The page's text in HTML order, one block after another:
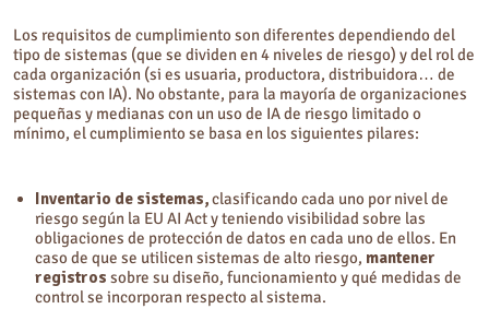
Los requisitos de cumplimiento son diferentes dependiendo del
tipo de sistemas (que se dividen en 4 niveles de riesgo) y del rol de
cada organización (si es usuaria, productora, distribuidora… de
sistemas con IA). No obstante, para la mayoría de organizaciones
pequeñas y medianas con un uso de IA de riesgo limitado o
mínimo, el cumplimiento se basa en los siguientes pilares:
Inventario de sistemas,clasificando cada uno por nivel de
riesgo según la EU AI Act y teniendo visibilidad sobre las
obligaciones de protección de datos en cada uno de ellos. En
caso de que se utilicen sistemas de alto riesgo, mantener
registros sobre su diseño, funcionamiento y qué medidas de
control se incorporan respecto al sistema.